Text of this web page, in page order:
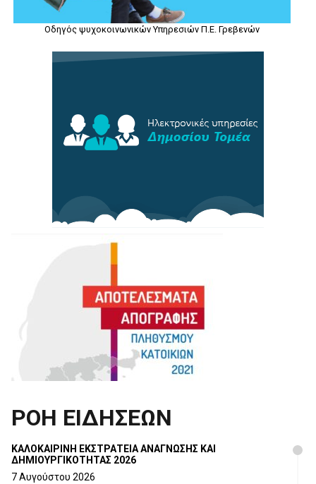
Οδηγός ψυχοκοινωνικών Υπηρεσιών Π.Ε. Γρεβενών
ΡΟΗ ΕΙΔΗΣΕΩΝ
ΚΑΛΟΚΑΙΡΙΝΗ ΕΚΣΤΡΑΤΕΙΑ ΑΝΑΓΝΩΣΗΣ ΚΑΙ
ΔΗΜΙΟΥΡΓΙΚΟΤΗΤΑΣ 2026
7 Αυγούστου 2026